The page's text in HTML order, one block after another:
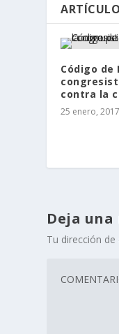
Código de
contra la
25 enero, 2017
Deja una
Tu dirección